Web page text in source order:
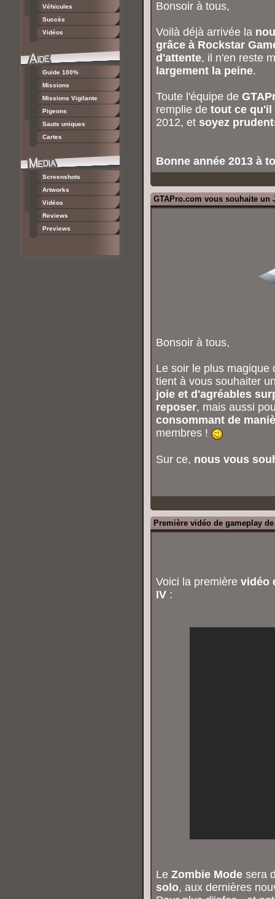
Véhicules
Succès
Vidéos
Guide 100%
Missions
Missions Vigilante
Pigeons
Sauts uniques
Cartes
Screenshots
Artworks
Vidéos
Reviews
Previews
Bonsoir à tous,
Voilà déjà arrivée la
grâce à Rockstar
d'attente, il n'en reste
largement la peine.
Toute l'équipe de
remplie de tout ce qu'il
2012, et soyez
Bonne année 2013 à
GTAPro.com vous souhaite un
Bonsoir à tous,
Le soir le plus
tient à vous souhaiter
joie et d'agréables
reposer, mais aussi
consommant de
membres !
Sur ce, nous vous
Première vidéo de gameplay
Voici la première vidéo
IV:
Le Zombie Modesera
solo, aux dernières